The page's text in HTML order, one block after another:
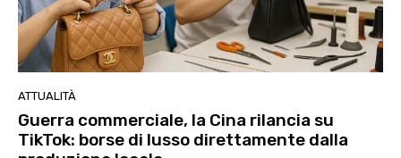
ATTUALITÀ
Guerra commerciale, la Cina rilancia su
TikTok: borse di lusso direttamente dalla